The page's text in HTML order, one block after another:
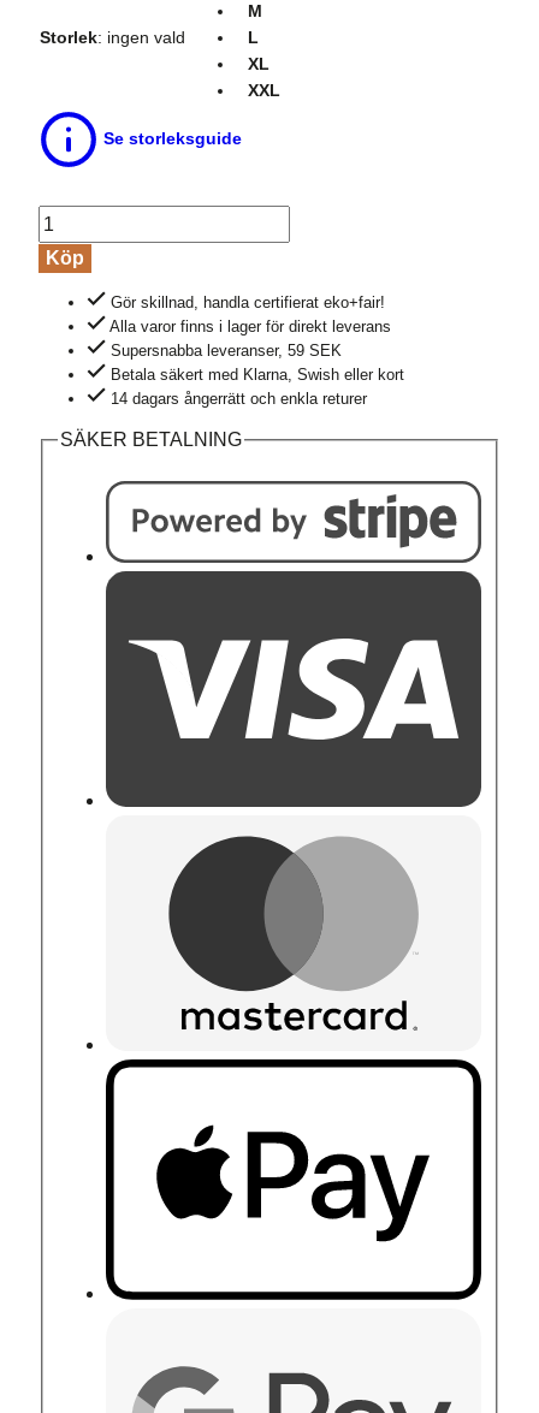
Storlek: ingen vald
M
L
XL
XXL
Se storleksguide
Undertröja
herr
långärm
100%
JOHAN
svart
mängd
Köp
Gör skillnad, handla certifierat eko+fair!
Alla varor finns i lager för direkt leverans
Supersnabba leveranser, 59 SEK
Betala säkert med Klarna, Swish eller kort
14 dagars ångerrätt och enkla returer
SÄKER BETALNING